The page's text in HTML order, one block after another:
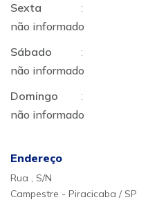
Sexta
:
não informado
Sábado
:
não informado
Domingo
:
não informado
Endereço
Rua , S/N
Campestre - Piracicaba / SP